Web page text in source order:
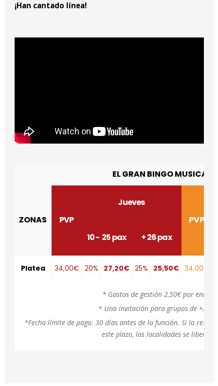
¡Han cantado línea!
EL GRAN BINGO MUSICAL
ZONAS PVP
Jueves
PVP
10 - 25 pax + 26 pax
Platea 34,00€ 20% 27,20€ 25% 25,50€ 34,00€
* Gastos de gestión 2,50€ por
* Una invitación para grupos de +26
*Fecha límite de pago: 30 días antes de la función. Si la
este plazo, las localidades se